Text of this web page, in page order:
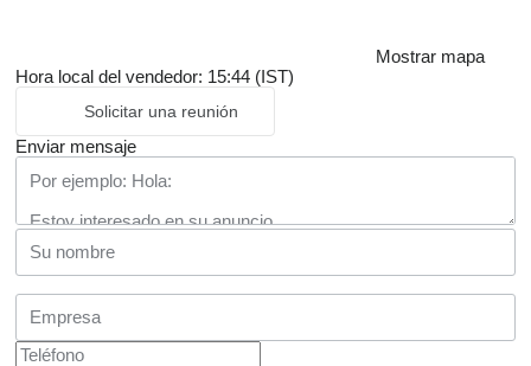
Mostrar mapa
Hora local del vendedor: 15:44 (IST)
Solicitar una reunión
Enviar mensaje